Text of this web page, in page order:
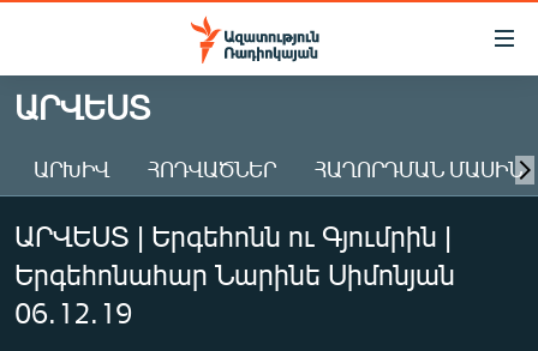
Մատչելիության
Անցնել
հիմնական
Անցնել
հիմնական
մենյուին
Որոնում
ԱԶԱՏՈՒԹՅՈՒՆ TV
ՀԱՅԱՍՏԱՆ
ԸՆՏՐՈՒԹՅՈՒՆՆԵՐ 2026
ԻՐԱՎՈՒՆՔ
ԱՐՎԵՍՏ
ԱՐԽԻՎ ՀՈԴՎԱԾՆԵՐ ՀԱՂՈՐԴՄԱՆ ՄԱՍԻՆ
ԱՐՎԵՍՏ | Երգեհոնն ու Գյումրին |
Երգեհոնահար Նարինե Սիմոնյան
06.12.19